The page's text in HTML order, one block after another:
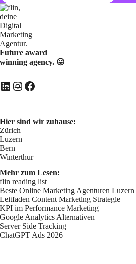
Future award
winning agency. 😛
LinkedIn
Instagram
Facebook
Hier sind wir zuhause:
Zürich
Luzern
Bern
Winterthur
Mehr zum Lesen:
flin reading list
Beste Online Marketing Agenturen Luzern
Leitfaden Content Marketing Strategie
KPI im Performance Marketing
Google Analytics Alternativen
Server Side Tracking
ChatGPT Ads 2026